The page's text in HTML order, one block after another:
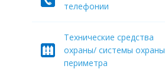
телефонии
Технические средства
охраны/ системы охраны
периметра